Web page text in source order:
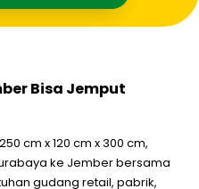
Bisa Jemput
cm x 120 cm x 300 cm,
ke Jember bersama
gudang retail, pabrik,